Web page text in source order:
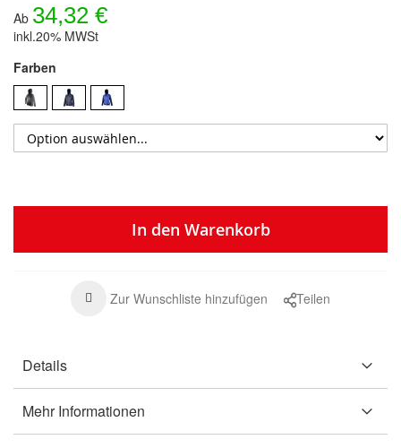
Ab 34,32 €
inkl.20% MWSt
Farben
In den Warenkorb
Zur Wunschliste hinzufügen Teilen
Details
Mehr Informationen